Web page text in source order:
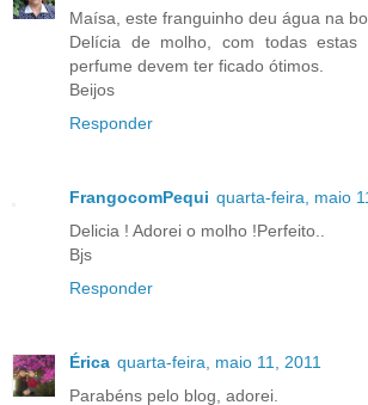
Maísa, este franguinho deu água na
Delícia de molho, com todas
perfume devem ter ficado ótimos.
Beijos
Responder
FrangocomPequi quarta-feira, maio
Delicia ! Adorei o molho !Perfeito..
Bjs
Responder
Érica quarta-feira, maio 11, 2011
Parabéns pelo blog, adorei.